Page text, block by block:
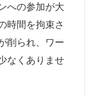
への参加が大
時間を拘束さ
削られ、ワー
なくありませ